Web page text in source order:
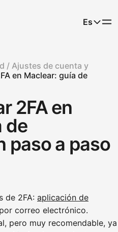
Es
/ Ajustes de cuenta y
en Maclear: guía de
2FA en
de
paso a paso
de 2FA: aplicación de
correo electrónico.
pero muy recomendable, ya